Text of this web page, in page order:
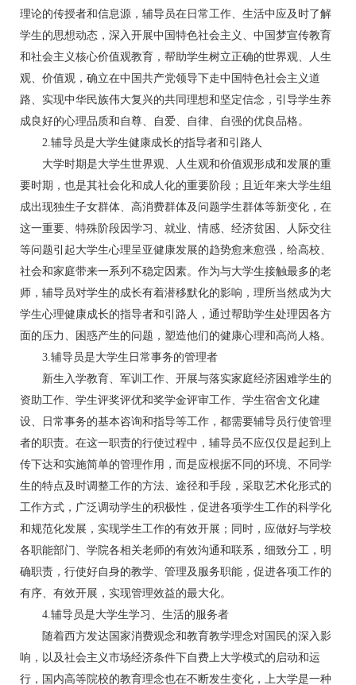
理论的传授者和信息源，辅导员在日常工作、生活中应及时了解
学生的思想动态，深入开展中国特色社会主义、中国梦宣传教育
和社会主义核心价值观教育，帮助学生树立正确的世界观、人生
观、价值观，确立在中国共产党领导下走中国特色社会主义道
路、实现中华民族伟大复兴的共同理想和坚定信念，引导学生养
成良好的心理品质和自尊、自爱、自律、自强的优良品格。
2.辅导员是大学生健康成长的指导者和引路人
大学时期是大学生世界观、人生观和价值观形成和发展的重
要时期，也是其社会化和成人化的重要阶段；且近年来大学生组
成出现独生子女群体、高消费群体及问题学生群体等新变化，在
这一重要、特殊阶段因学习、就业、情感、经济贫困、人际交往
等问题引起大学生心理呈亚健康发展的趋势愈来愈强，给高校、
社会和家庭带来一系列不稳定因素。作为与大学生接触最多的老
师，辅导员对学生的成长有着潜移默化的影响，理所当然成为大
学生心理健康成长的指导者和引路人，通过帮助学生处理因各方
面的压力、困惑产生的问题，塑造他们的健康心理和高尚人格。
3.辅导员是大学生日常事务的管理者
新生入学教育、军训工作、开展与落实家庭经济困难学生的
资助工作、学生评奖评优和奖学金评审工作、学生宿舍文化建
设、日常事务的基本咨询和指导等工作，都需要辅导员行使管理
者的职责。在这一职责的行使过程中，辅导员不应仅仅是起到上
传下达和实施简单的管理作用，而是应根据不同的环境、不同学
生的特点及时调整工作的方法、途径和手段，采取艺术化形式的
工作方式，广泛调动学生的积极性，促进各项学生工作的科学化
和规范化发展，实现学生工作的有效开展；同时，应做好与学校
各职能部门、学院各相关老师的有效沟通和联系，细致分工，明
确职责，行使好自身的教学、管理及服务职能，促进各项工作的
有序、有效开展，实现管理效益的最大化。
4.辅导员是大学生学习、生活的服务者
随着西方发达国家消费观念和教育教学理念对国民的深入影
响，以及社会主义市场经济条件下自费上大学模式的启动和运
行，国内高等院校的教育理念也在不断发生变化，上大学是一种